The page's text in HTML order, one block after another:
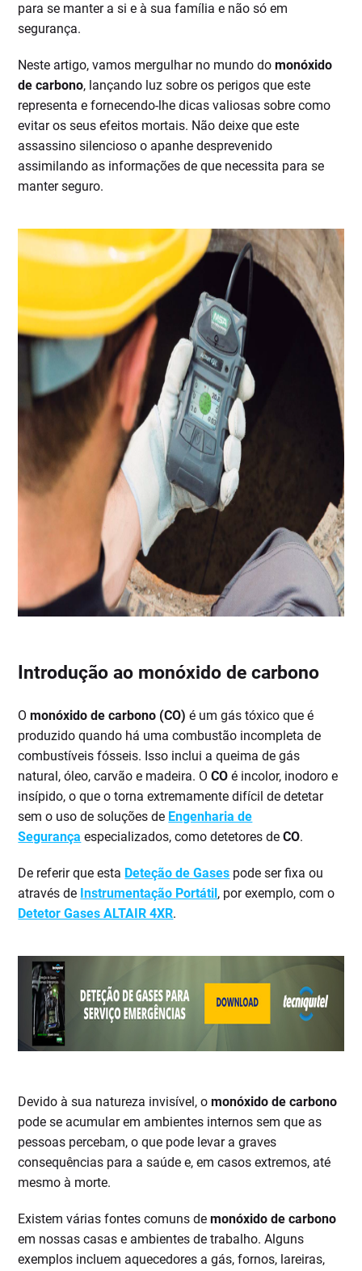
para se manter a si e à sua família e não só em
segurança.
Neste artigo, vamos mergulhar no mundo domonóxido
de carbono, lançando luz sobre os perigos que este
representa e fornecendo-lhe dicas valiosas sobre como
evitar os seus efeitos mortais. Não deixe que este
assassino silencioso o apanhe desprevenido
assimilando as informações de que necessita para se
manter seguro.
Introdução ao monóxido de carbono
Omonóxido de carbono (CO) é um gás tóxico que é
produzido quando há uma combustão incompleta de
combustíveis fósseis. Isso inclui a queima de gás
natural, óleo, carvão e madeira. OCO é incolor, inodoro e
insípido, o que o torna extremamente difícil de detetar
sem o uso de soluções de Engenharia de
Segurança especializados, como detetores deCO.
De referir que esta Deteção de Gases pode ser fixa ou
através de Instrumentação Portátil, por exemplo, com o
Detetor Gases ALTAIR 4XR.
Devido à sua natureza invisível, omonóxido de carbono
pode se acumular em ambientes internos sem que as
pessoas percebam, o que pode levar a graves
consequências para a saúde e, em casos extremos, até
mesmo à morte.
Existem várias fontes comuns demonóxido de carbono
em nossas casas e ambientes de trabalho. Alguns
exemplos incluem aquecedores a gás, fornos, lareiras,